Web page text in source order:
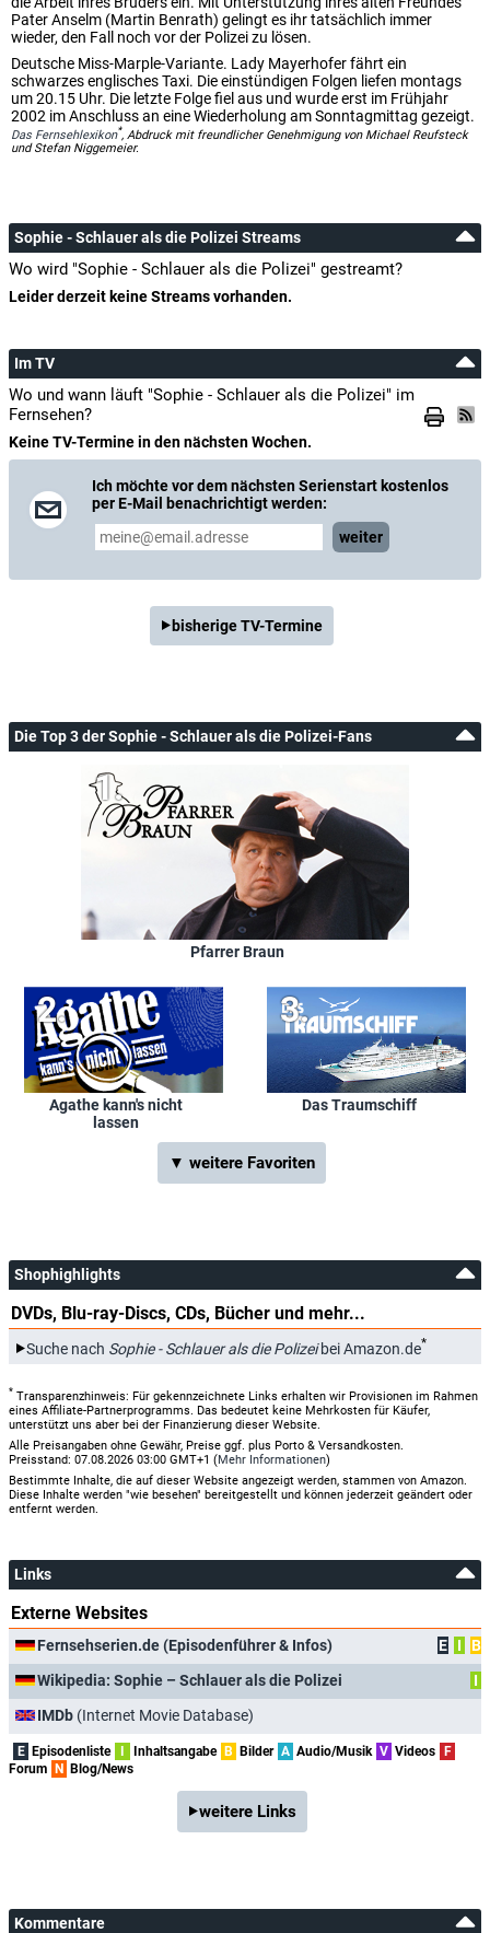
Pater Anselm (Martin Benrath) gelingt es ihr tatsächlich immer
wieder, den Fall noch vor der Polizei zu lösen.
Deutsche Miss-Marple-Variante. Lady Mayerhofer fährt ein
schwarzes englisches Taxi. Die einstündigen Folgen liefen montags
um 20.15 Uhr. Die letzte Folge fiel aus und wurde erst im Frühjahr
2002 im Anschluss an eine Wiederholung am Sonntagmittag gezeigt.
Das Fernsehlexikon*, Abdruck mit freundlicher Genehmigung von Michael Reufsteck
und Stefan Niggemeier.
Sophie - Schlauer als die Polizei Streams
Wo wird "Sophie - Schlauer als die Polizei" gestreamt?
Leider derzeit keine Streams vorhanden.
Im TV
Wo und wann läuft "Sophie - Schlauer als die Polizei" im
Fernsehen?
Keine TV-Termine in den nächsten Wochen.
Ich möchte vor dem nächsten Serienstart kostenlos
per E-Mail benachrichtigt werden:
weiter
bisherige TV-Termine
Die Top 3 der Sophie - Schlauer als die Polizei-Fans
Pfarrer Braun
Agathe kann's nicht
lassen
Das Traumschiff
▼ weitere Favoriten
Shophighlights
DVDs, Blu-ray-Discs, CDs, Bücher und mehr...
Suche nach Sophie - Schlauer als die Polizeibei Amazon.de*
* Transparenzhinweis: Für gekennzeichnete Links erhalten wir Provisionen im Rahmen
eines Affiliate-Partnerprogramms. Das bedeutet keine Mehrkosten für Käufer,
unterstützt uns aber bei der Finanzierung dieser Website.
Alle Preisangaben ohne Gewähr, Preise ggf. plus Porto & Versandkosten.
Preisstand: 07.08.2026 03:00 GMT+1 (Mehr Informationen)
Bestimmte Inhalte, die auf dieser Website angezeigt werden, stammen von Amazon.
Diese Inhalte werden "wie besehen" bereitgestellt und können jederzeit geändert oder
entfernt werden.
Links
Externe Websites
Fernsehserien.de (Episodenführer & Infos) E I
B
Wikipedia: Sophie – Schlauer als die Polizei
I
IMDb (Internet Movie Database)
E Episodenliste Inhaltsangabe B Bilder A Audio/Musik V Videos
F
Forum
N Blog/News
weitere Links
Kommentare